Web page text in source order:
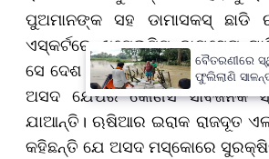
ପୁଅମାନଙ୍କ ସହ ଡାମାସକସ୍
ଏସ୍କର୍ଟରେ ଖମେଇମିମ୍ ବାୟୁସେନା
ସେ ଦେଶ ଛାଡି ଦେଇଥିଲେ। ଋଷିଆ
ଅସଦ ଯେପରି କୌଣସି ସାର୍ବଜନିକ
ଯାଆନ୍ତି। ଋଷିଆର ଇରାକ ରାଜଦୂତ
କହିଛନ୍ତି ଯେ ଅସଦ ମସ୍କୋରେ
ବୈତରଣୀରେ
ଫୁଲିଲାଣି